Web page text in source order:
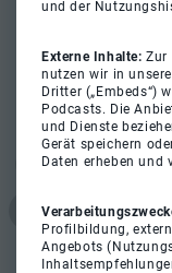
und der
Externe Inhalte:Zur
nutzen wir in
Dritter („Embeds“)
Podcasts. Die
und Dienste
Gerät speichern
Daten erheben und
Profilbildung,
Angebots